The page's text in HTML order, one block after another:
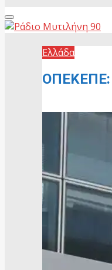
Primary
Menu
Ελλάδα
ΟΠΕΚΕΠΕ: